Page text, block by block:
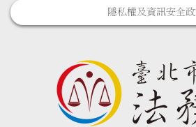
隱私權及資訊安全